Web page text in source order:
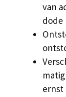
van
dode
ernst